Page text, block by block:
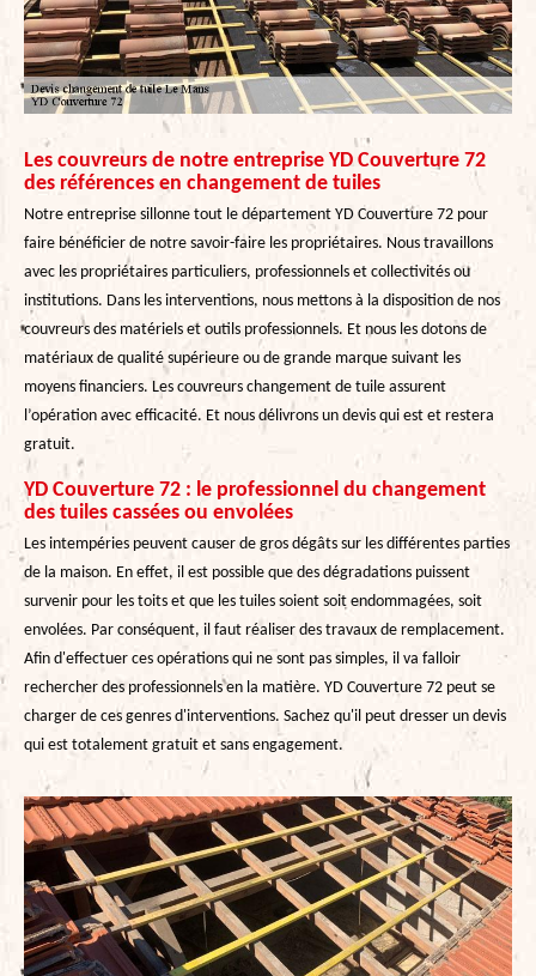
Les couvreurs de notre entreprise YD Couverture 72
des références en changement de tuiles
Notre entreprise sillonne tout le département YD Couverture 72 pour
faire bénéficier de notre savoir-faire les propriétaires. Nous travaillons
avec les propriétaires particuliers, professionnels et collectivités ou
institutions. Dans les interventions, nous mettons à la disposition de nos
couvreurs des matériels et outils professionnels. Et nous les dotons de
matériaux de qualité supérieure ou de grande marque suivant les
moyens financiers. Les couvreurs changement de tuile assurent
l’opération avec efficacité. Et nous délivrons un devis qui est et restera
gratuit.
YD Couverture 72 : le professionnel du changement
des tuiles cassées ou envolées
Les intempéries peuvent causer de gros dégâts sur les différentes parties
de la maison. En effet, il est possible que des dégradations puissent
survenir pour les toits et que les tuiles soient soit endommagées, soit
envolées. Par conséquent, il faut réaliser des travaux de remplacement.
Afin d'effectuer ces opérations qui ne sont pas simples, il va falloir
rechercher des professionnels en la matière. YD Couverture 72 peut se
charger de ces genres d'interventions. Sachez qu'il peut dresser un devis
qui est totalement gratuit et sans engagement.